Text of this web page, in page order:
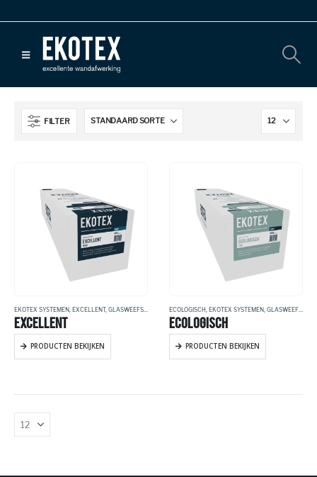
FILTER
EKOTEX SYSTEMEN EXCELLENT, GLASWEEFSEL
EXCELLENT
PRODUCTEN BEKIJKEN
ECOLOGISCH EKOTEX SYSTEMEN GLASWEEFSEL
ECOLOGISCH
PRODUCTEN BEKIJKEN